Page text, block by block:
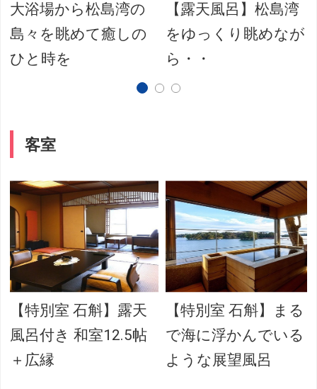
大浴場から松島湾の
島々を眺めて癒しの
ひと時を
【露天風呂】松島湾
をゆっくり眺めなが
ら・・
客室
【特別室 石斛】露天
風呂付き 和室12.5帖
＋広縁
【特別室 石斛】まる
で海に浮かんでいる
ような展望風呂